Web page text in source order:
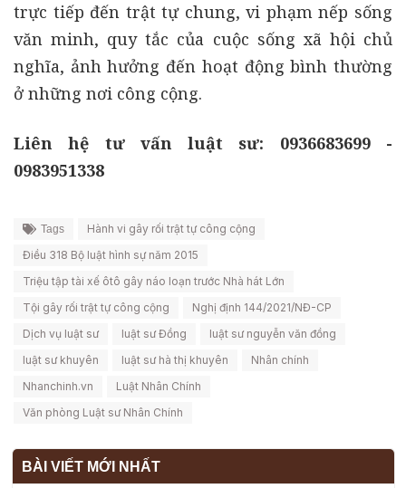
trực tiếp đến trật tự chung, vi phạm nếp sống
văn minh, quy tắc của cuộc sống xã hội chủ
nghĩa, ảnh hưởng đến hoạt động bình thường
ở những nơi công cộng.
Liên hệ tư vấn luật sư: 0936683699 -
0983951338
Tags
Hành vi gây rối trật tự công cộng
Điều 318 Bộ luật hình sự năm 2015
Triệu tập tài xế ôtô gây náo loạn trước Nhà hát Lớn
Tội gây rối trật tự công cộng
Nghị định 144/2021/NĐ-CP
Dịch vụ luật sư
luật sư Đồng
luật sư nguyễn văn đồng
luật sư khuyên
luật sư hà thị khuyên
Nhân chính
Nhanchinh.vn
Luật Nhân Chính
Văn phòng Luật sư Nhân Chính
BÀI VIẾT MỚI NHẤT